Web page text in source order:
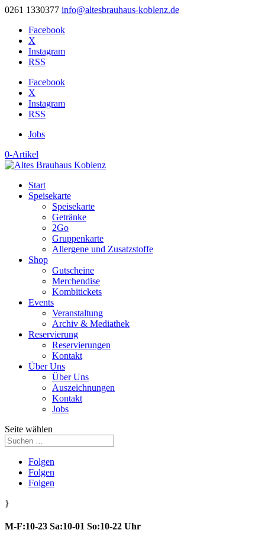
0261 1330377 info@altesbrauhaus-koblenz.de
Facebook
X
Instagram
RSS
Facebook
X
Instagram
RSS
Jobs
0-Artikel
Start
Speisekarte
Speisekarte
Getränke
2Go
Gruppenkarte
Allergene und Zusatzstoffe
Shop
Gutscheine
Merchendise
Kombitickets
Events
Veranstaltung
Archiv & Mediathek
Reservierung
Reservierungen
Kontakt
Über Uns
Über Uns
Auszeichnungen
Kontakt
Jobs
Seite wählen
Folgen
Folgen
Folgen
}
M-F:10-23 Sa:10-01 So:10-22 Uhr